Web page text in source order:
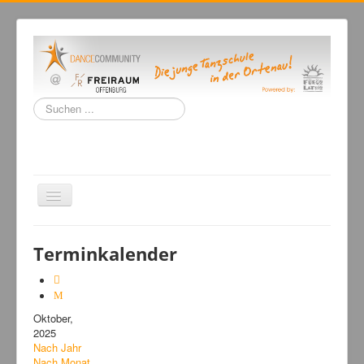
Suchen
...
Navigation
an/aus
Tanzschule
Kursangebot
Events
Fuegolatino
Terminkalender
Oktober,
2025
Nach Jahr